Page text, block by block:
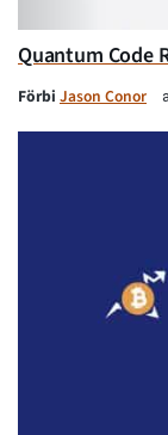
Quantum Code
Förbi Jason Conor